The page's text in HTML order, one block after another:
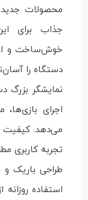
محصولات
جذاب برای
خوش‌ساخت و
دستگاه را
نمایشگر بزرگ
اجرای بازی‌ها،
می‌دهد. کیفیت
تجربه کاربری
طراحی باریک
استفاده